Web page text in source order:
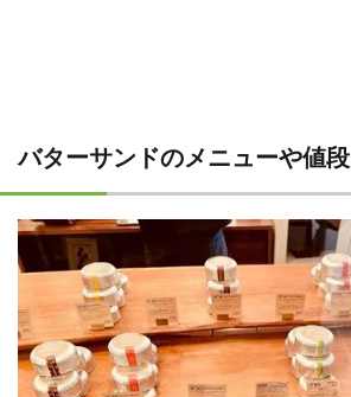
バターサンドのメニューや値段